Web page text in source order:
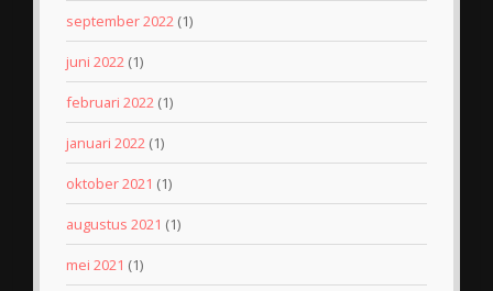
september 2022 (1)
juni 2022 (1)
februari 2022 (1)
januari 2022 (1)
oktober 2021 (1)
augustus 2021 (1)
mei 2021 (1)